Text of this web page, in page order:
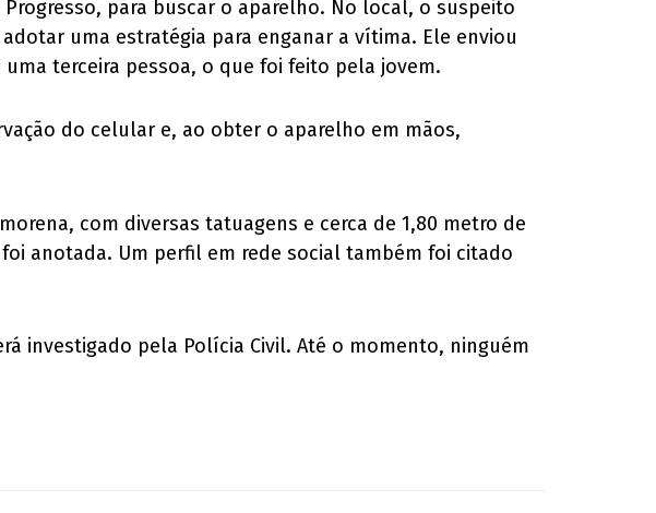
para buscar o aparelho. No local, o suspeito
uma estratégia para enganar a vítima. Ele enviou
terceira pessoa, o que foi feito pela jovem.
do celular e, ao obter o aparelho em mãos,
com diversas tatuagens e cerca de 1,80 metro de
anotada. Um perfil em rede social também foi citado
investigado pela Polícia Civil. Até o momento, ninguém